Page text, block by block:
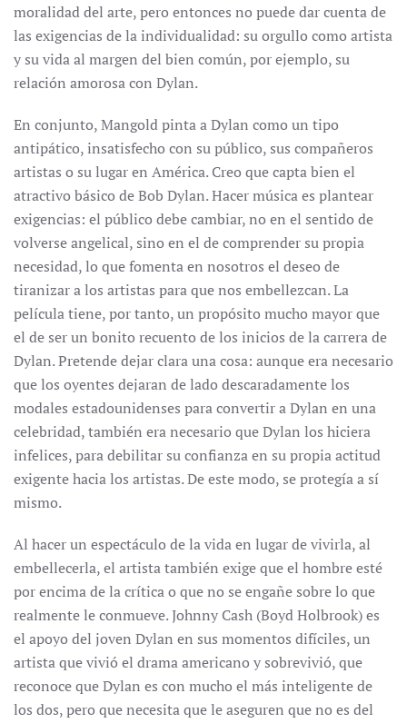
moralidad del arte, pero entonces no puede dar cuenta de
las exigencias de la individualidad: su orgullo como artista
y su vida al margen del bien común, por ejemplo, su
relación amorosa con Dylan.
En conjunto, Mangold pinta a Dylan como un tipo
antipático, insatisfecho con su público, sus compañeros
artistas o su lugar en América. Creo que capta bien el
atractivo básico de Bob Dylan. Hacer música es plantear
exigencias: el público debe cambiar, no en el sentido de
volverse angelical, sino en el de comprender su propia
necesidad, lo que fomenta en nosotros el deseo de
tiranizar a los artistas para que nos embellezcan. La
película tiene, por tanto, un propósito mucho mayor que
el de ser un bonito recuento de los inicios de la carrera de
Dylan. Pretende dejar clara una cosa: aunque era necesario
que los oyentes dejaran de lado descaradamente los
modales estadounidenses para convertir a Dylan en una
celebridad, también era necesario que Dylan los hiciera
infelices, para debilitar su confianza en su propia actitud
exigente hacia los artistas. De este modo, se protegía a sí
mismo.
Al hacer un espectáculo de la vida en lugar de vivirla, al
embellecerla, el artista también exige que el hombre esté
por encima de la crítica o que no se engañe sobre lo que
realmente le conmueve. Johnny Cash (Boyd Holbrook) es
el apoyo del joven Dylan en sus momentos difíciles, un
artista que vivió el drama americano y sobrevivió, que
reconoce que Dylan es con mucho el más inteligente de
los dos, pero que necesita que le aseguren que no es del